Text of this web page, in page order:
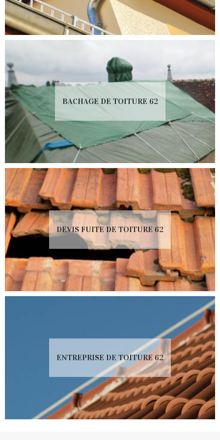
BACHAGE DE TOITURE 62
DEVIS FUITE DE TOITURE 62
ENTREPRISE DE TOITURE 62